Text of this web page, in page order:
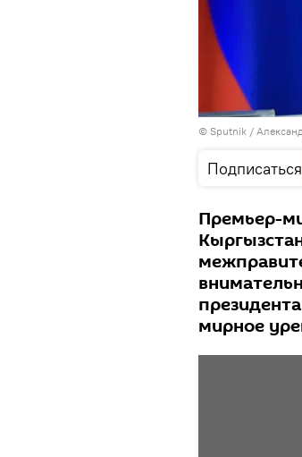
© Sputnik /
Подписаться
Премьер-
мирное